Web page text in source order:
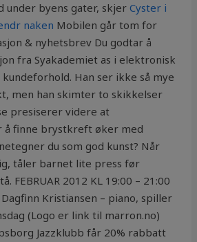
under byens gater, skjerCyster i
naken Mobilen går tom for
& nyhetsbrev Du godtar å
fra Syakademiet as i elektronisk
Han ser ikke så mye
men han skimter to skikkelser
presiserer videre at
å finne brystkreft øker med
du som god kunst? Når
tåler barnet lite press før
FEBRUAR 2012 KL 19:00 – 21:00
Dagfinn Kristiansen – piano, spiller
(Logo er link til marron.no)
Jazzklubb får 20% rabbatt